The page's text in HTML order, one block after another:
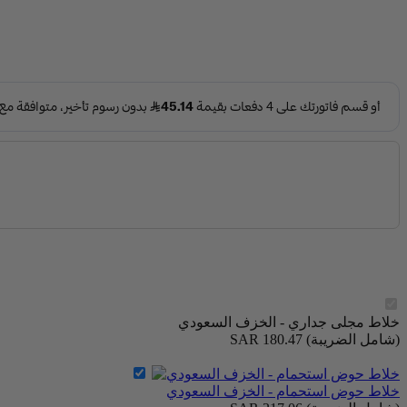
خلاط مجلى جداري - الخزف السعودي
SAR 180.47
(شامل الضريبة)
خلاط حوض استحمام - الخزف السعودي